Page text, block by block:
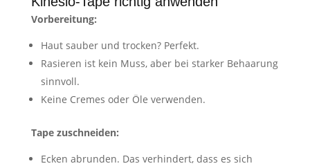
Vorbereitung:
Haut sauber und trocken? Perfekt.
Rasieren ist kein Muss, aber bei starker Behaarung
sinnvoll.
Keine Cremes oder Öle verwenden.
Tape zuschneiden:
Ecken abrunden. Das verhindert, dass es sich